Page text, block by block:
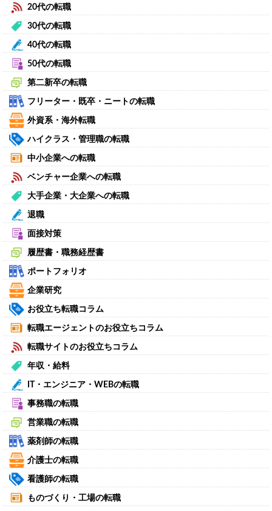
20代の転職
30代の転職
40代の転職
50代の転職
第二新卒の転職
フリーター・既卒・ニートの転職
外資系・海外転職
ハイクラス・管理職の転職
中小企業への転職
ベンチャー企業への転職
大手企業・大企業への転職
退職
面接対策
履歴書・職務経歴書
ポートフォリオ
企業研究
お役立ち転職コラム
転職エージェントのお役立ちコラム
転職サイトのお役立ちコラム
年収・給料
IT・エンジニア・WEBの転職
事務職の転職
営業職の転職
薬剤師の転職
介護士の転職
看護師の転職
ものづくり・工場の転職